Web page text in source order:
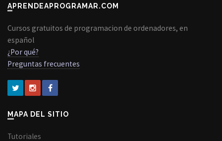
APRENDEAPROGRAMAR.COM
Cursos gratuitos de programacion de ordenadores, en
español
¿Por qué?
Preguntas frecuentes
MAPA DEL SITIO
Tutoriales